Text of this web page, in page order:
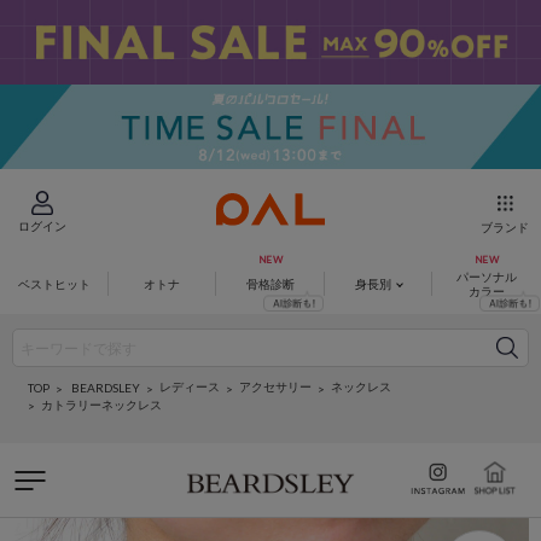
ログイン ブランド
ベストヒット オトナ 骨格診断 身長別
パーソナル
カラー
TOP BEARDSLEY レディース アクセサリー
ネックレス
カトラリーネックレス